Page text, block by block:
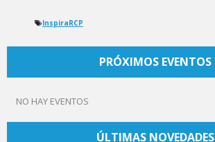
InspiraRCP
PRÓXIMOS EVENTOS
NO HAY EVENTOS
ÚLTIMAS NOVEDADES